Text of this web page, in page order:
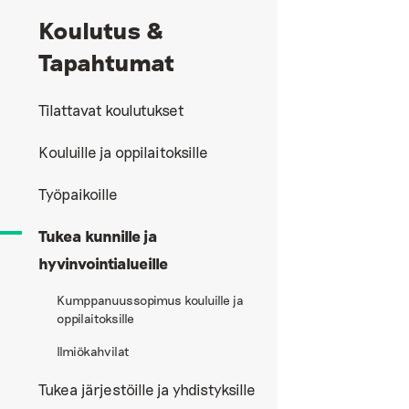
Koulutus &
Tapahtumat
Tilattavat koulutukset
Kouluille ja oppilaitoksille
Työpaikoille
Tukea kunnille ja
hyvinvointialueille
Kumppanuussopimus kouluille ja
oppilaitoksille
Ilmiökahvilat
Tukea järjestöille ja yhdistyksille